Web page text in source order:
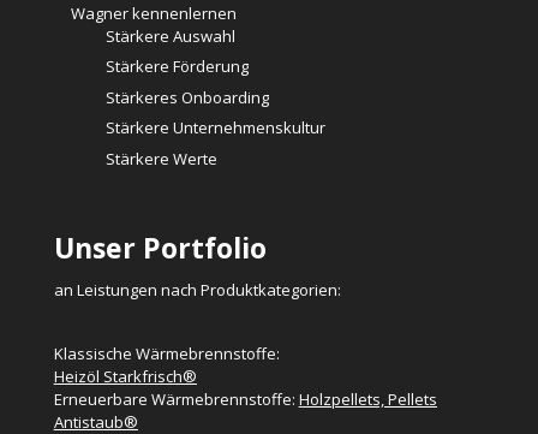
Wagner kennenlernen
Stärkere Auswahl
Stärkere Förderung
Stärkeres Onboarding
Stärkere Unternehmenskultur
Stärkere Werte
Unser Portfolio
an Leistungen nach Produktkategorien:
Klassische Wärmebrennstoffe:
Heizöl Starkfrisch®
Erneuerbare Wärmebrennstoffe: Holzpellets, Pellets
Antistaub®